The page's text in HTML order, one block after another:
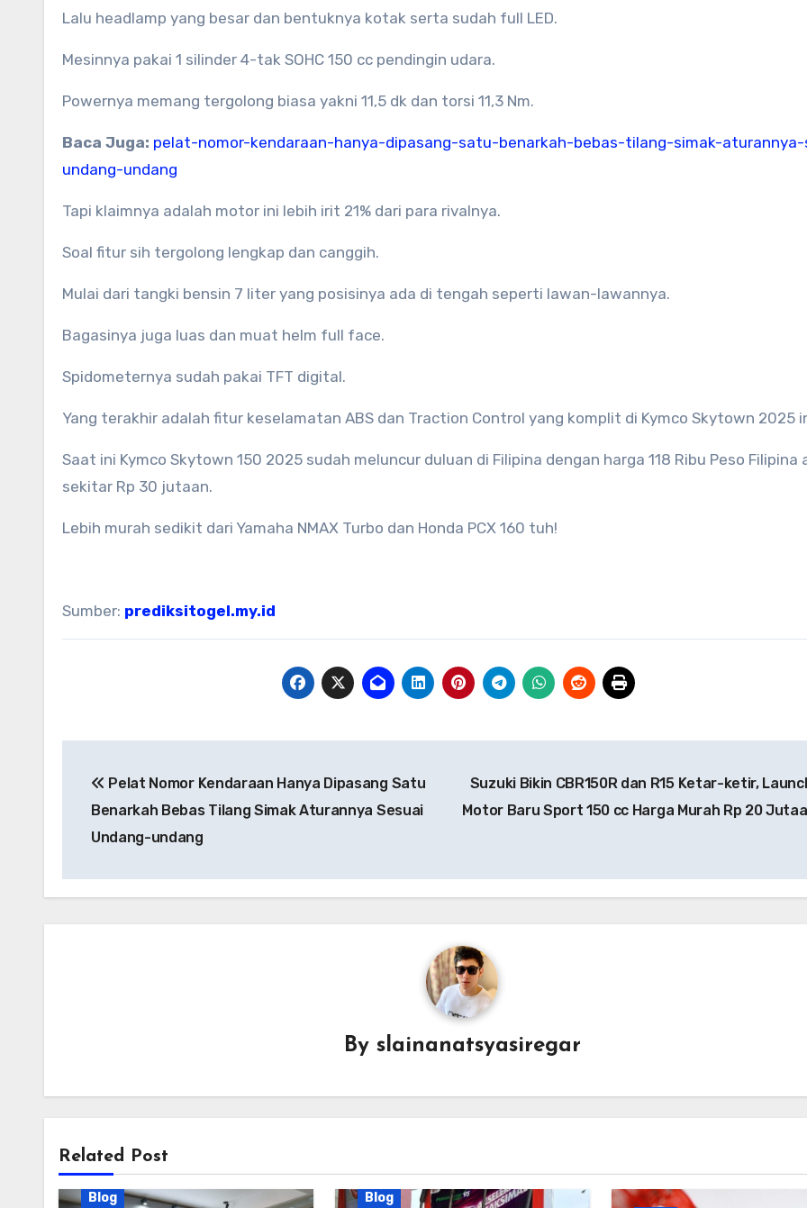
Lalu headlamp yang besar dan bentuknya kotak serta sudah full LED.
Mesinnya pakai 1 silinder 4-tak SOHC 150 cc pendingin udara.
Powernya memang tergolong biasa yakni 11,5 dk dan torsi 11,3 Nm.
Baca Juga: pelat-nomor-kendaraan-hanya-dipasang-satu-benarkah-bebas-tilang-simak-
undang-undang
Tapi klaimnya adalah motor ini lebih irit 21% dari para rivalnya.
Soal fitur sih tergolong lengkap dan canggih.
Mulai dari tangki bensin 7 liter yang posisinya ada di tengah seperti lawan-lawannya.
Bagasinya juga luas dan muat helm full face.
Spidometernya sudah pakai TFT digital.
Yang terakhir adalah fitur keselamatan ABS dan Traction Control yang komplit di Kymco Skytown 2025
Saat ini Kymco Skytown 150 2025 sudah meluncur duluan di Filipina dengan harga 118 Ribu Peso Filipina
sekitar Rp 30 jutaan.
Lebih murah sedikit dari Yamaha NMAX Turbo dan Honda PCX 160 tuh!
Sumber: prediksitogel.my.id
navigation
Pelat Nomor Kendaraan Hanya Dipasang Satu
Benarkah Bebas Tilang Simak Aturannya Sesuai
Undang-undang
Suzuki Bikin CBR150R dan R15 Ketar-ketir,
Motor Baru Sport 150 cc Harga Murah Rp 20
By slainanatsyasiregar
Related Post
Blog Blog